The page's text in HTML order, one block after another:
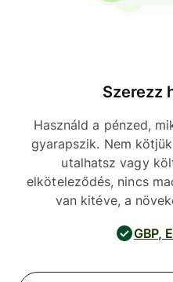
Szerezz
Használd a pénzed,
gyarapszik. Nem
utalhatsz vagy
elköteleződés, nincs
van kitéve, a
GBP,